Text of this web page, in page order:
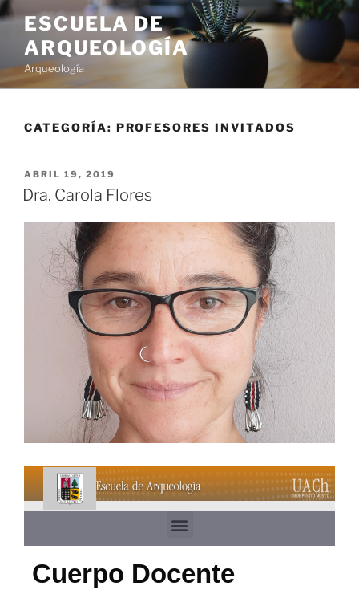
ESCUELA DE
ARQUEOLOGÍA
Arqueología
CATEGORÍA: PROFESORES INVITADOS
ABRIL 19, 2019
Dra. Carola Flores
Cuerpo Docente